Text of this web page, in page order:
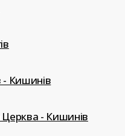
- Кишинів
Церква - Кишинів